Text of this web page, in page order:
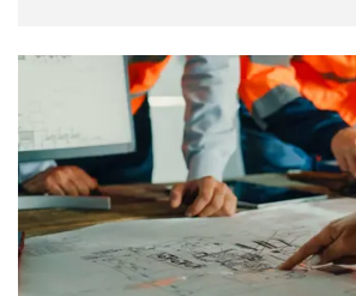
Scopri di più Certificazioni e consulenze&nbsp;